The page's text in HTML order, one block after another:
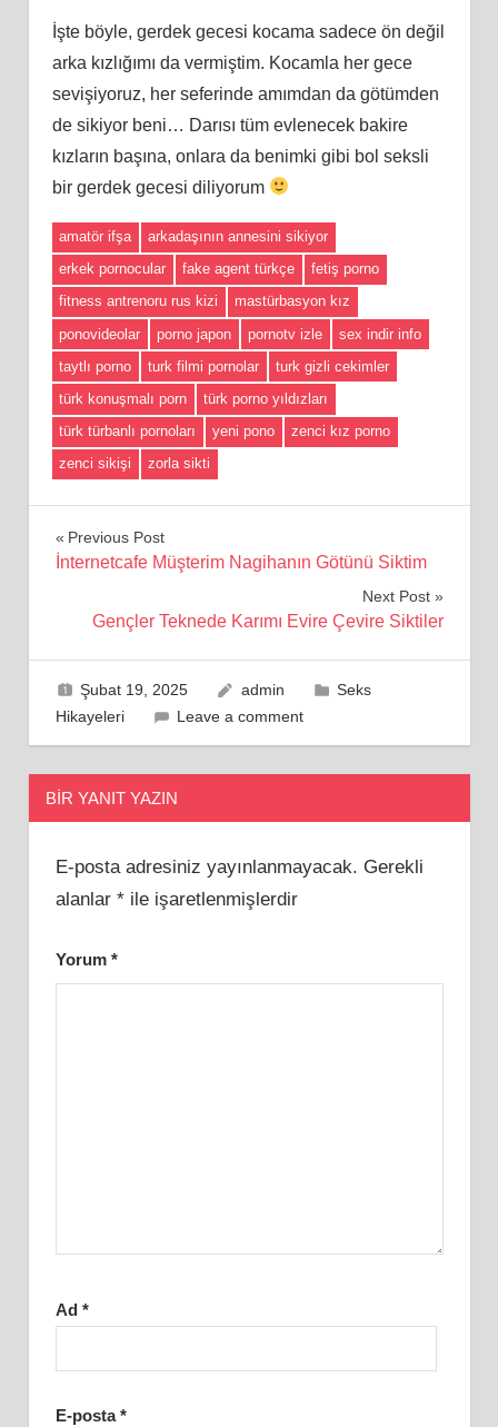
İşte böyle, gerdek gecesi kocama sadece ön değil
arka kızlığımı da vermiştim. Kocamla her gece
sevişiyoruz, her seferinde amımdan da götümden
de sikiyor beni… Darısı tüm evlenecek bakire
kızların başına, onlara da benimki gibi bol seksli
bir gerdek gecesi diliyorum
amatör ifşa
arkadaşının annesini sikiyor
erkek pornocular
fake agent türkçe
fetiş porno
fitness antrenoru rus kizi
mastürbasyon kız
ponovideolar
porno japon pornotv izle
sex indir info
taytlı porno
turk filmi pornolar
turk gizli cekimler
türk konuşmalı porn
türk porno yıldızları
türk türbanlı pornoları
yeni pono
zenci kız porno
zenci sikişi
zorla sikti
Yazı
Previous Post
İnternetcafe Müşterim Nagihanın Götünü Siktim
Next Post
Gençler Teknede Karımı Evire Çevire Siktiler
Şubat 19, 2025 admin
Seks
Hikayeleri
Leave a comment
BIR YANIT YAZIN
E-posta adresiniz yayınlanmayacak. Gerekli
alanlar *ile işaretlenmişlerdir
Yorum *
Ad *
E-posta*